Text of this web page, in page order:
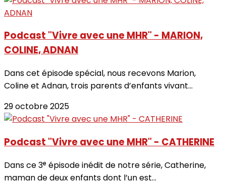
Podcast "Vivre avec une MHR" - MARION,
COLINE, ADNAN
Dans cet épisode spécial, nous recevons Marion,
Coline et Adnan, trois parents d’enfants vivant...
29 octobre 2025
Podcast "Vivre avec une MHR" - CATHERINE
Dans ce 3ᵉ épisode inédit de notre série, Catherine,
maman de deux enfants dont l’un est...